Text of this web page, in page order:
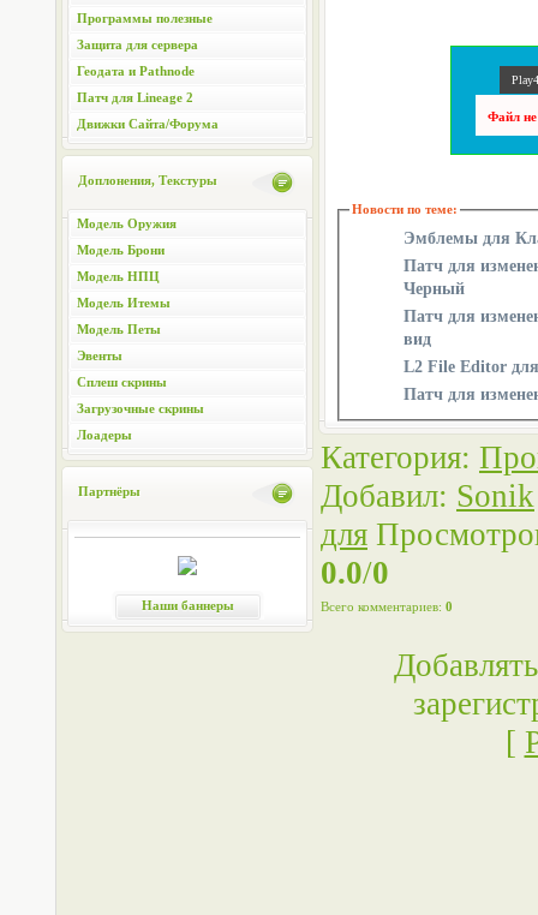
Программы полезные
Защита для сервера
Геодата и Pathnode
Патч для Lineage 2
Движки Сайта/Форума
Доплонения, Текстуры
Модель Оружия
Модель Брони
Модель НПЦ
Модель Итемы
Модель Петы
Эвенты
Сплеш скрины
Загрузочные скрины
Лоадеры
Партнёры
Наши баннеры
Файл не
Новости по теме:
Эмблемы для
Патч для
Черный
Патч для
вид
Патч для
Категория:
Добавил: Sonik
для
0.0/0
Всего комментариев: 0
[